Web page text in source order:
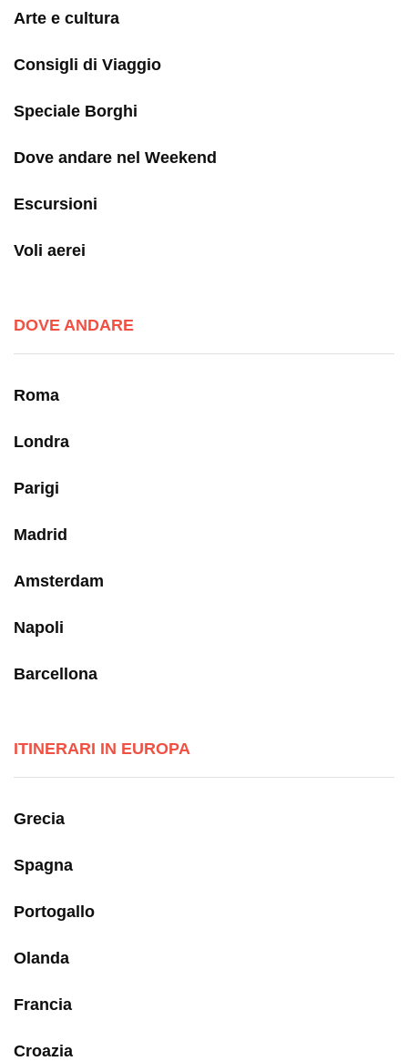
Arte e cultura
Consigli di Viaggio
Speciale Borghi
Dove andare nel Weekend
Escursioni
Voli aerei
DOVE ANDARE
Roma
Londra
Parigi
Madrid
Amsterdam
Napoli
Barcellona
ITINERARI IN EUROPA
Grecia
Spagna
Portogallo
Olanda
Francia
Croazia